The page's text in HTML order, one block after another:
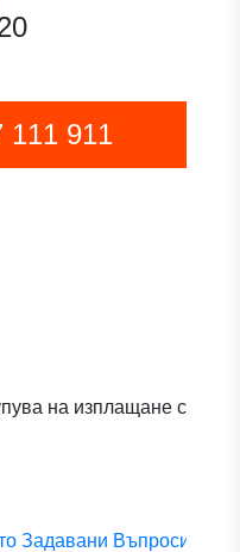
111 911
на изплащане с
Задавани Въпроси